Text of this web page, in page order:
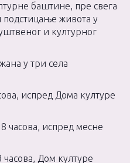
баштине, пре свега
подстицање живота у
и културног
у три села
испред Дома културе
часова, испред месне
часова, Дом културе